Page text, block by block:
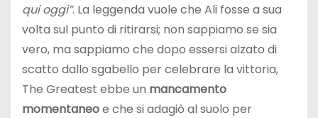
qui oggi”. La leggenda vuole che Ali fosse a sua
volta sul punto di ritirarsi; non sappiamo se sia
vero, ma sappiamo che dopo essersi alzato di
scatto dallo sgabello per celebrare la vittoria,
The Greatest ebbe un mancamento
momentaneoe che si adagiò al suolo per